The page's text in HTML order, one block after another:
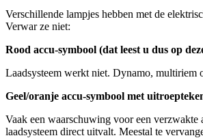
Verschillende lampjes hebben met de
Verwar ze niet:
Rood accu-symbool (dat leest u dus op
Laadsysteem werkt niet. Dynamo, multiriem
Geel/oranje accu-symbool met
Vaak een waarschuwing voor een verzwakte
laadsysteem direct uitvalt. Meestal te